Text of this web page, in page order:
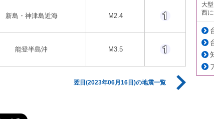
新島・神津島近海 M2.4
能登半島沖 M3.5
翌日(2023年06月16日)の地震一覧
大
西